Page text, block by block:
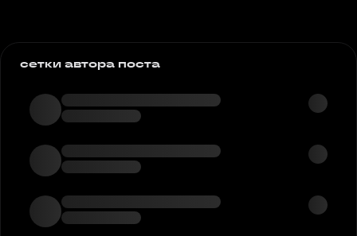
сетки автора поста